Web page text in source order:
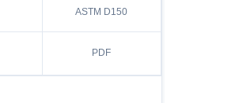
ASTM D150
PDF